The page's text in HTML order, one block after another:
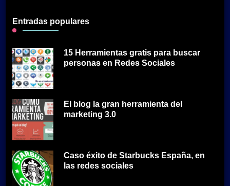
Entradas populares
15 Herramientas gratis para buscar
personas en Redes Sociales
El blog la gran herramienta del
marketing 3.0
Caso éxito de Starbucks España, en
las redes sociales